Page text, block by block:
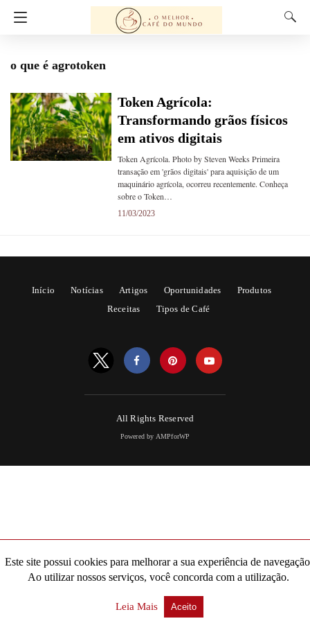
o que é agrotoken
Token Agrícola:
Transformando grãos físicos
em ativos digitais
Token Agrícola. Photo by Steven Weeks Primeira
transação em 'grãos digitais' para aquisição de um
maquinário agrícola, ocorreu recentemente. Conheça
sobre o Token…
11/03/2023
Início Notícias Artigos Oportunidades
Produtos
Receitas
Tipos de Café
All Rights Reserved
Powered by AMPforWP
Este site possui cookies para melhorar a sua experiência de
Ao utilizar nossos serviços, você concorda com a utilização.
Leia Mais Aceito